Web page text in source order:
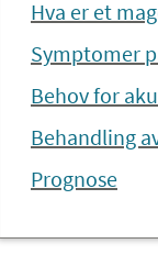
Hva er et
Symptomer
Behov for
Behandling
Prognose